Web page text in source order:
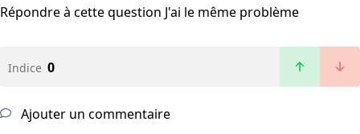
Répondre à cette question J'ai le même problème
Indice 0
Ajouter un commentaire